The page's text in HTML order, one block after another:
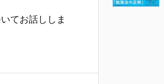
てお話ししま